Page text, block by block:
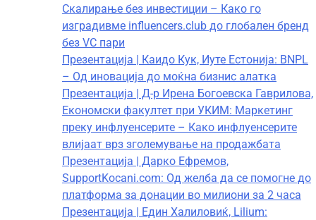
Скалирање без инвестиции – Како го
изградивме influencers.club до глобален бренд
без VC пари
Презентација | Каидо Кук, Иуте Естонија: BNPL
– Од иновација до моќна бизнис алатка
Презентација | Д-р Ирена Богоевска Гаврилова,
Економски факултет при УКИМ: Маркетинг
преку инфлуенсерите – Како инфлуенсерите
влијаат врз зголемување на продажбата
Презентација | Дарко Ефремов,
SupportKocani.com: Од желба да се помогне до
платформа за донации во милиони за 2 часа
Презентација | Един Халиловиќ, Lilium: